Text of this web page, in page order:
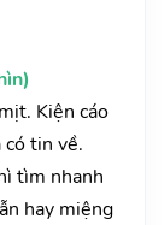
Kiện cáo
tin về.
tìm nhanh
hay miệng